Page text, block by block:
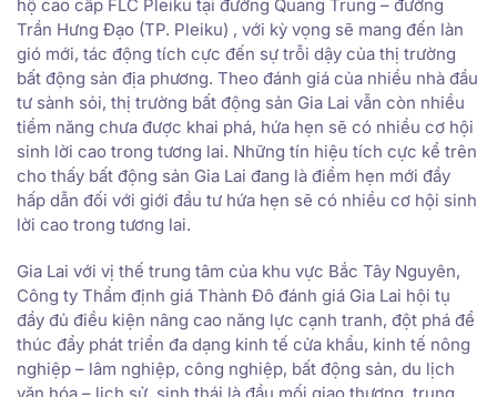
hộ cao cấp FLC Pleiku tại đường Quang Trung – đường
Trần Hưng Đạo (TP. Pleiku) , với kỳ vọng sẽ mang đến làn
gió mới, tác động tích cực đến sự trỗi dậy của thị trường
bất động sản địa phương. Theo đánh giá của nhiều nhà đầu
tư sành sỏi, thị trường bất động sản Gia Lai vẫn còn nhiều
tiềm năng chưa được khai phá, hứa hẹn sẽ có nhiều cơ hội
sinh lời cao trong tương lai. Những tín hiệu tích cực kể trên
cho thấy bất động sản Gia Lai đang là điểm hẹn mới đầy
hấp dẫn đối với giới đầu tư hứa hẹn sẽ có nhiều cơ hội sinh
lời cao trong tương lai.
Gia Lai với vị thế trung tâm của khu vực Bắc Tây Nguyên,
Công ty Thẩm định giá Thành Đô đánh giá Gia Lai hội tụ
đầy đủ điều kiện nâng cao năng lực cạnh tranh, đột phá để
thúc đẩy phát triển đa dạng kinh tế cửa khẩu, kinh tế nông
nghiệp – lâm nghiệp, công nghiệp, bất động sản, du lịch